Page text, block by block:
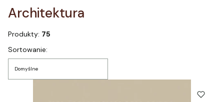
Architektura
Produkty: 75
Lista produktów
Sortowanie:
Domyślne